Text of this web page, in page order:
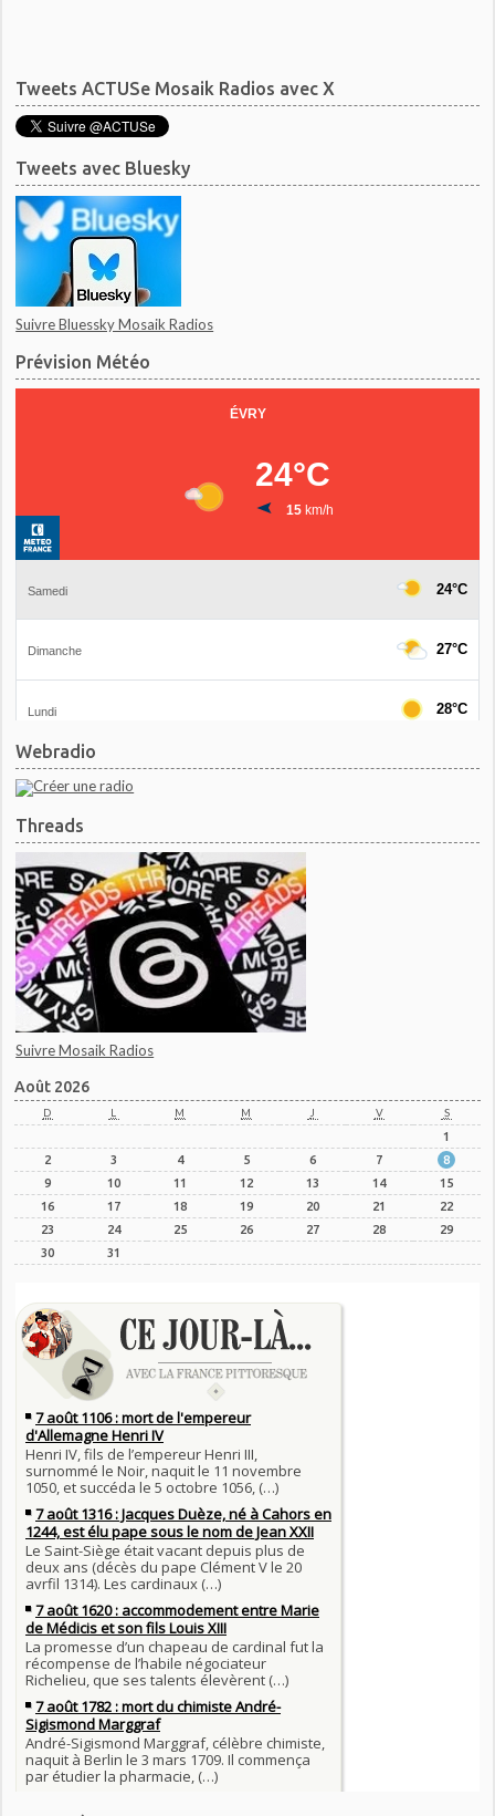
Tweets ACTUSe Mosaik Radios avec X
Tweets avec Bluesky
Suivre Bluessky Mosaik Radios
Prévision Météo
Webradio
Threads
Suivre Mosaik Radios
Août 2026
D L M M J V S
1
2
3 4 5 6 7
8
9
10 11 12 13 14
15
16
17 18 19 20 21
22
23
24 25 26 27 28
29
30
31